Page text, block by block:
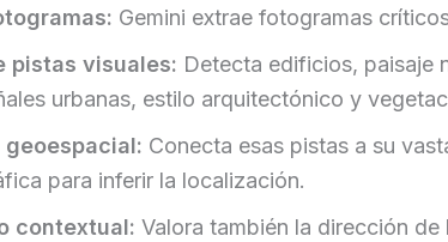
Gemini extrae fotogramas
pistas visuales: Detecta edificios, paisaje
urbanas, estilo arquitectónico y
geoespacial: Conecta esas pistas a su
para inferir la localización.
contextual: Valora también la dirección de